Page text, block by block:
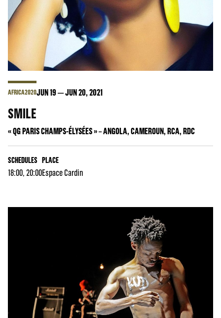
AFRICA2020JUN19 JUN20, 2021
SMILE
« QG PARIS CHAMPS-ÉLYSÉES » – ANGOLA, CAMEROUN, RCA, RDC
SCHEDULES
18:00, 20:00
PLACE
Espace Cardin